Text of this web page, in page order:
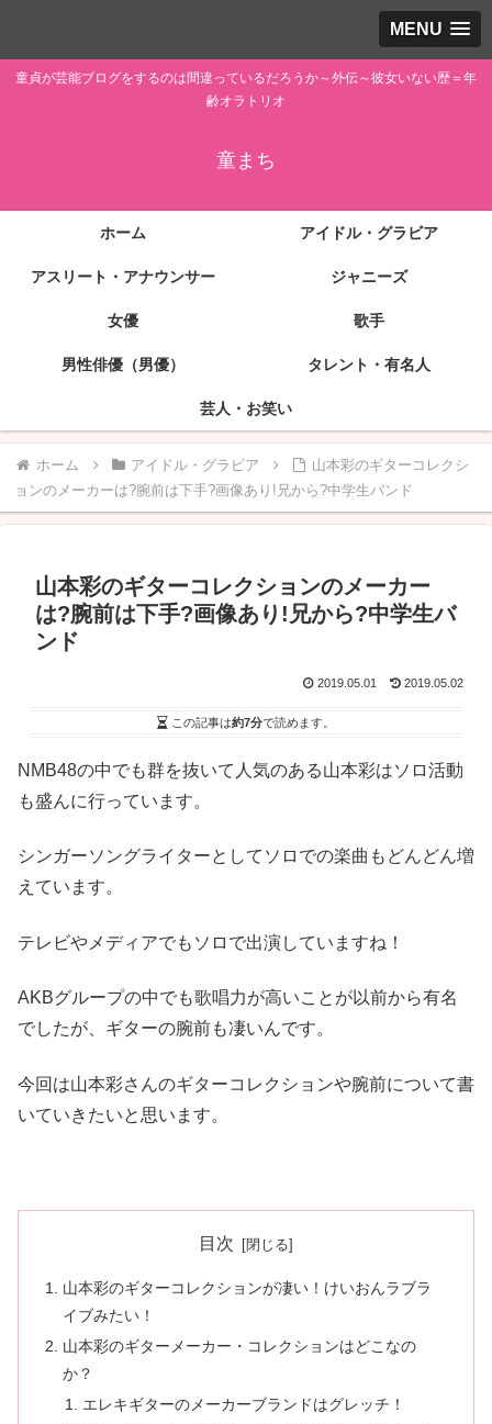
MENU
童貞が芸能ブログをするのは間違っているだろうか～外伝～彼女いない歴＝年
齢オラトリオ
童まち
ホーム アイドル・グラビア
アスリート・アナウンサー ジャニーズ
女優 歌手
男性俳優（男優） タレント・有名人
芸人・お笑い
ホーム アイドル・グラビア
山本彩のギターコレクシ
ョンのメーカーは?腕前は下手?画像あり!兄から?中学生バンド
山本彩のギターコレクションのメーカー
は?腕前は下手?画像あり!兄から?中学生バ
ンド
2019.05.01 2019.05.02
この記事は約7分で読めます。
NMB48の中でも群を抜いて人気のある山本彩はソロ活動
も盛んに行っています。
シンガーソングライターとしてソロでの楽曲もどんどん増
えています。
テレビやメディアでもソロで出演していますね！
AKBグループの中でも歌唱力が高いことが以前から有名
でしたが、ギターの腕前も凄いんです。
今回は山本彩さんのギターコレクションや腕前について書
いていきたいと思います。
目次
山本彩のギターコレクションが凄い！けいおんラブラ
イブみたい！
山本彩のギターメーカー・コレクションはどこなの
か？
エレキギターのメーカーブランドはグレッチ！